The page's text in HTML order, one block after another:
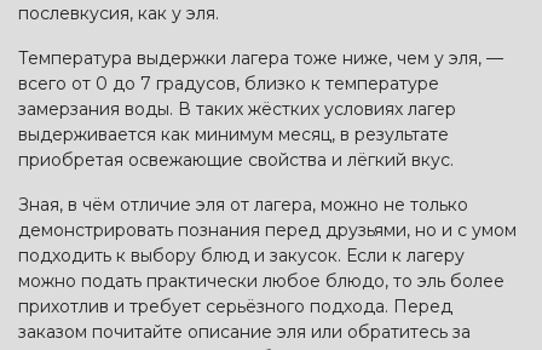
послевкусия, как у эля.
Температура выдержки лагера тоже ниже, чем у эля, —
всего от 0 до 7 градусов, близко к температуре
замерзания воды. В таких жёстких условиях лагер
выдерживается как минимум месяц, в результате
приобретая освежающие свойства и лёгкий вкус.
Зная, в чём отличие эля от лагера, можно не только
демонстрировать познания перед друзьями, но и с умом
подходить к выбору блюд и закусок. Если к лагеру
можно подать практически любое блюдо, то эль более
прихотлив и требует серьёзного подхода. Перед
заказом почитайте описание эля или обратитесь за